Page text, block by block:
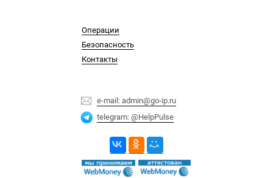
Операции
Безопасность
Контакты
e-mail: admin@go-ip.ru
telegram: @HelpPulse